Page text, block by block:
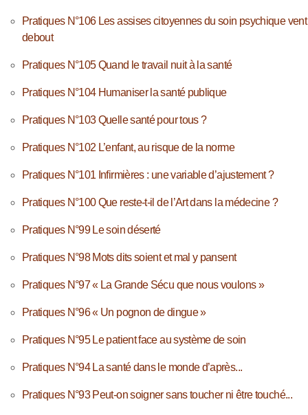
Pratiques N°106 Les assises citoyennes du soin psychique vent
debout
Pratiques N°105 Quand le travail nuit à la santé
Pratiques N°104 Humaniser la santé publique
Pratiques N°103 Quelle santé pour tous ?
Pratiques N°102 L’enfant, au risque de la norme
Pratiques N°101 Infirmières : une variable d’ajustement ?
Pratiques N°100 Que reste-t-il de l’Art dans la médecine ?
Pratiques N°99 Le soin déserté
Pratiques N°98 Mots dits soient et mal y pansent
Pratiques N°97 « La Grande Sécu que nous voulons »
Pratiques N°96 « Un pognon de dingue »
Pratiques N°95 Le patient face au système de soin
Pratiques N°94 La santé dans le monde d’après...
Pratiques N°93 Peut-on soigner sans toucher ni être touché...